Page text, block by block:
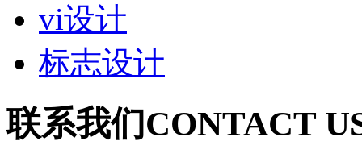
vi设计
标志设计
联系我们CONTACT